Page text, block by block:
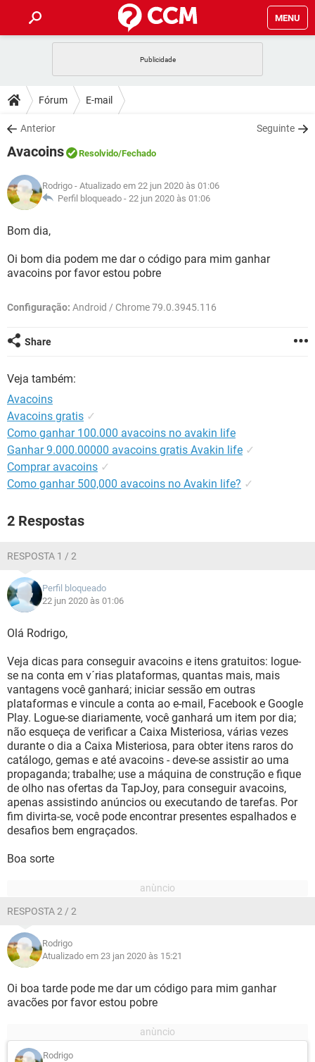
MENU
CELULAR
OUTLOOK
INSTAGRAM
GUIA DE COMPRAS
DICAS
JOGOS
INSTAGRAM GMAIL
GUIA DE COMPRAS
DOWNLOADS
JOGOS
CELULAR
OUTLOOK EXCEL
INSTAGRAM
JOGOS WHATSAPP
CELULAR
OUTLOOK
INSTAGRAM GMAIL
GLOSSÁRIO
JOGOS
OUTLOOK
Fórum E-mail
Anterior Seguinte
Avacoins Resolvido/Fechado
Rodrigo - Atualizado em 22 jun 2020 às 01:06
Perfil bloqueado - 22 jun 2020 às 01:06
Bom dia,
Oi bom dia podem me dar o código para mim ganhar
avacoins por favor estou pobre
Configuração: Android / Chrome 79.0.3945.116
Share
Veja também:
Avacoins
Avacoins gratis ✓
Como ganhar 100.000 avacoins no avakin life
Ganhar 9.000.00000 avacoins gratis Avakin life ✓
Comprar avacoins ✓
Como ganhar 500,000 avacoins no Avakin life? ✓
2 Respostas
RESPOSTA 1 / 2
Perfil bloqueado
22 jun 2020 às 01:06
Olá Rodrigo,
Veja dicas para conseguir avacoins e itens gratuitos: logue-
se na conta em v´rias plataformas, quantas mais, mais
vantagens você ganhará; iniciar sessão em outras
plataformas e vincule a conta ao e-mail, Facebook e Google
Play. Logue-se diariamente, você ganhará um item por dia;
não esqueça de verificar a Caixa Misteriosa, várias vezes
durante o dia a Caixa Misteriosa, para obter itens raros do
catálogo, gemas e até avacoins - deve-se assistir ao uma
propaganda; trabalhe; use a máquina de construção e fique
de olho nas ofertas da TapJoy, para conseguir avacoins,
apenas assistindo anúncios ou executando de tarefas. Por
fim divirta-se, você pode encontrar presentes espalhados e
desafios bem engraçados.
Boa sorte
RESPOSTA 2 / 2
Rodrigo
Atualizado em 23 jan 2020 às 15:21
Oi boa tarde pode me dar um código para mim ganhar
avacões por favor estou pobre
Rodrigo